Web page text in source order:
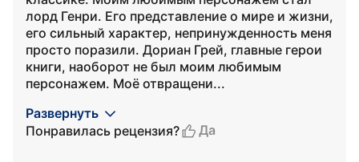
лорд Генри. Его представление о мире и жизни,
его сильный характер, непринужденность меня
просто поразили. Дориан Грей, главные герои
книги, наоборот не был моим любимым
персонажем. Моё отвращени...
Развернуть
Понравилась рецензия?
Да